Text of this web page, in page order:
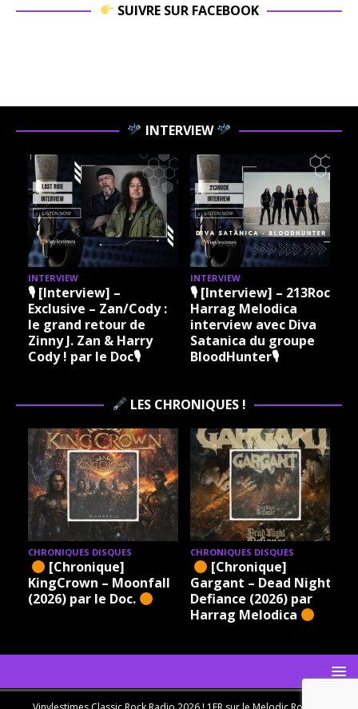
SUIVRE SUR FACEBOOK
INTERVIEW
INTERVIEW
🎙 [Interview] –
Exclusive – Zan/Cody :
le grand retour de
Zinny J. Zan & Harry
Cody ! par le Doc🎙
INTERVIEW
🎙 [Interview] – 213Rock
Harrag Melodica
interview avec Diva
Satanica du groupe
BloodHunter🎙
LES CHRONIQUES !
CHRONIQUES DISQUES
[Chronique]
KingCrown – Moonfall
(2026) par le Doc.
CHRONIQUES DISQUES
[Chronique]
Gargant – Dead Night
Defiance (2026) par
Harrag Melodica